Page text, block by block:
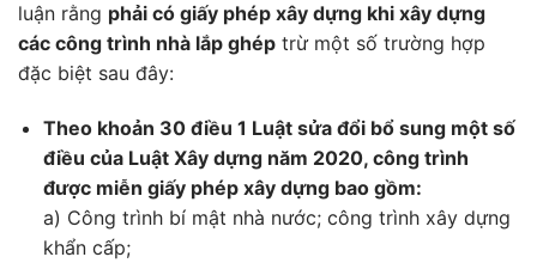
luận rằng phải có giấy phép xây dựng khi xây dựng
các công trình nhà lắp ghép trừ một số trường hợp
đặc biệt sau đây:
Theo khoản 30 điều 1 Luật sửa đổi bổ sung một số
điều của Luật Xây dựng năm 2020, công trình
được miễn giấy phép xây dựng bao gồm:
a) Công trình bí mật nhà nước; công trình xây dựng
khẩn cấp;